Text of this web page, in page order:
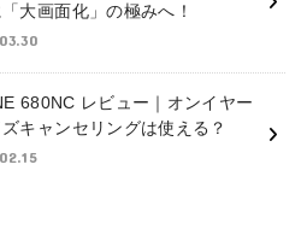
大画面化」の極みへ！
680NC レビュー｜オンイヤー
キャンセリングは使える？